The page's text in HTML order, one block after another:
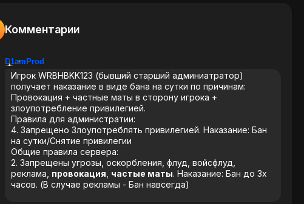
Комментарии
D1amProd
Игрок WRBHBKK123 (бывший старший админиатратор)
получает наказание в виде бана на сутки по причинам:
Провокация + частные маты в сторону игрока +
злоупотребление привилегией.
Правила для администратии:
4. Запрещено Злоупотреблять привилегией. Наказание: Бан
на сутки/Снятие привилегии
Общие правила сервера:
2. Запрещены угрозы, оскорбления, флуд, войсфлуд,
реклама, провокация частые маты. Наказание: Бан до 3х
часов. (В случае рекламы - Бан навсегда)